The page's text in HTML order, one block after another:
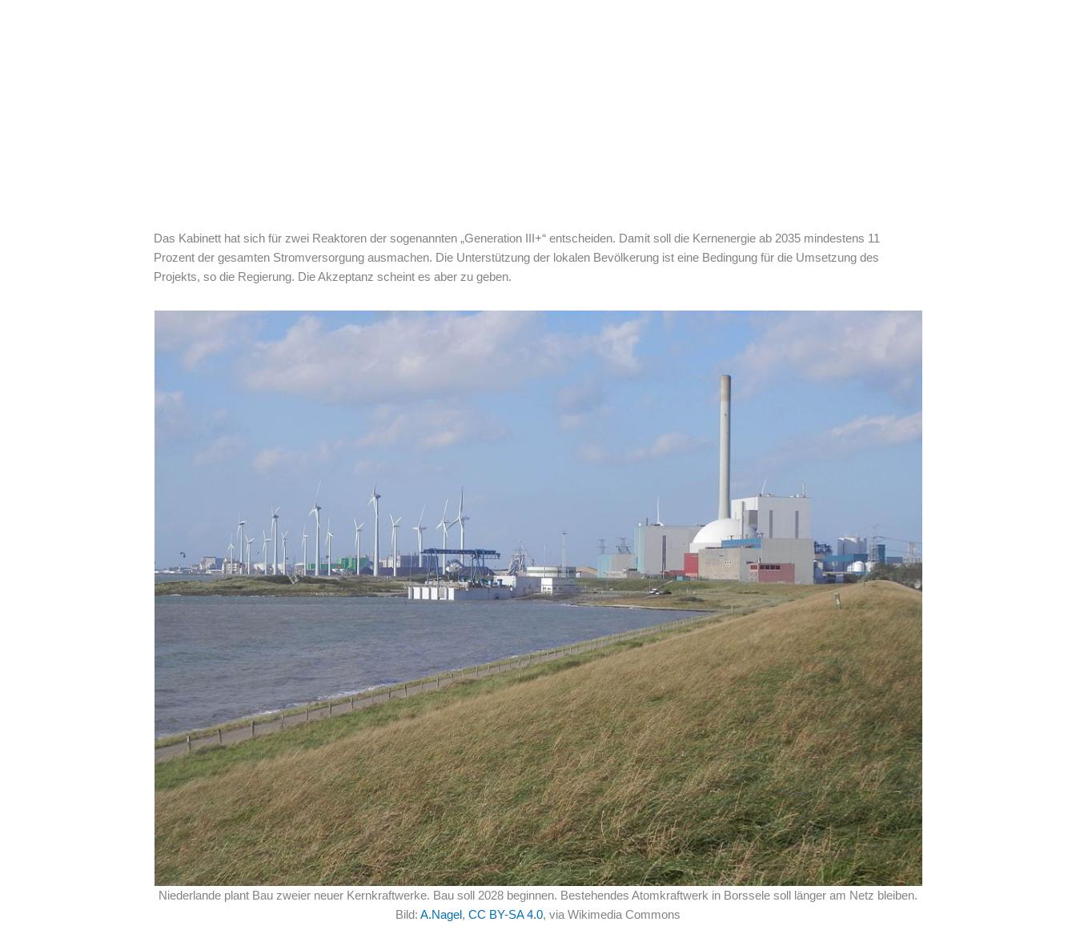
Das Kabinett hat sich für zwei Reaktoren der sogenannten „Generation III+“ entscheiden. Damit soll die Kernenergie ab 2035 mindestens 11
Prozent der gesamten Stromversorgung ausmachen. Die Unterstützung der lokalen Bevölkerung ist eine Bedingung für die Umsetzung des
Projekts, so die Regierung. Die Akzeptanz scheint es aber zu geben.
Niederlande plant Bau zweier neuer Kernkraftwerke. Bau soll 2028 beginnen. Bestehendes Atomkraftwerk in Borssele soll länger am Netz bleiben.
Bild: A.Nagel, CC BY-SA 4.0, via Wikimedia Commons